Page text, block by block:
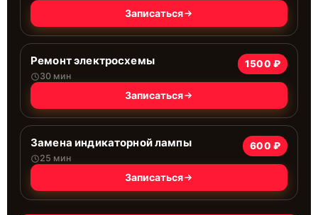
Записаться
Ремонт электросхемы
30 мин
1500 ₽
Записаться
Замена индикаторной лампы
25 мин
600 ₽
Записаться